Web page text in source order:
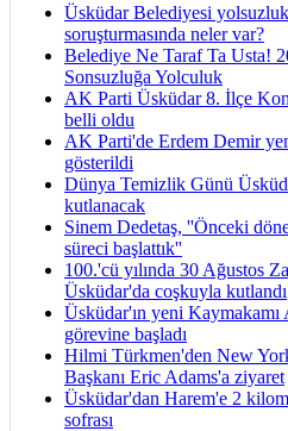
Üsküdar Belediyesi yolsuzluk
soruşturmasında neler var?
Belediye Ne Taraf Ta Usta!
Sonsuzluğa Yolculuk
AK Parti Üsküdar 8. İlçe
belli oldu
AK Parti'de Erdem Demir
gösterildi
Dünya Temizlik Günü
kutlanacak
Sinem Dedetaş, ''Önceki
süreci başlattık''
100.'cü yılında 30 Ağustos
Üsküdar'da coşkuyla kutlandı
Üsküdar'ın yeni Kaymakamı
görevine başladı
Hilmi Türkmen'den New
Başkanı Eric Adams'a ziyaret
Üsküdar'dan Harem'e 2
sofrası